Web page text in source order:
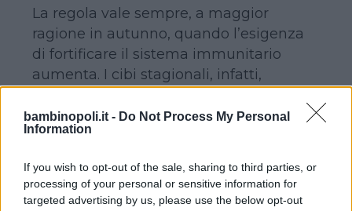
bambinopoli.it - Do Not Process My Personal
Information
If you wish to opt-out of the sale, sharing to third parties, or
processing of your personal or sensitive information for
targeted advertising by us, please use the below opt-out
La regola vale sempre, a maggior
ragione in autunno, quando l’esigenza
di fortificare il sistema immunitario
aumenta. I cibi stagionali, infatti,
per affrontare al meglio quella specifica
stagione oltre al fatto che proprio la loro
nutrienti rispetto ad alimenti di serra.